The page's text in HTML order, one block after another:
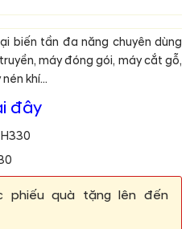
biến tần đa năng chuyên dùng
máy đóng gói, máy cắt gỗ,
khí…
đây
phiếu quà tặng lên đến